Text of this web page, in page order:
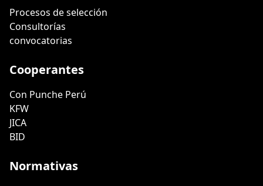
Procesos de selección
Consultorías
convocatorias
Cooperantes
Con Punche Perú
KFW
JICA
BID
Normativas